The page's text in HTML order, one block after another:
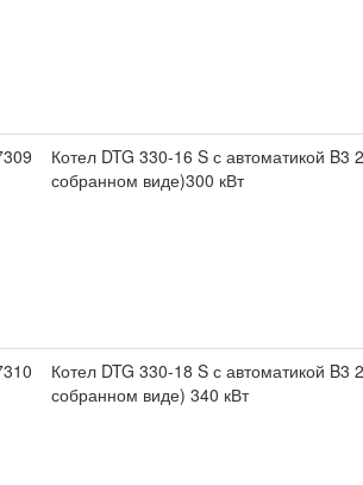
Котел DTG 330-16 S с автоматикой
собранном виде)300 кВт
Котел DTG 330-18 S с автоматикой
собранном виде) 340 кВт